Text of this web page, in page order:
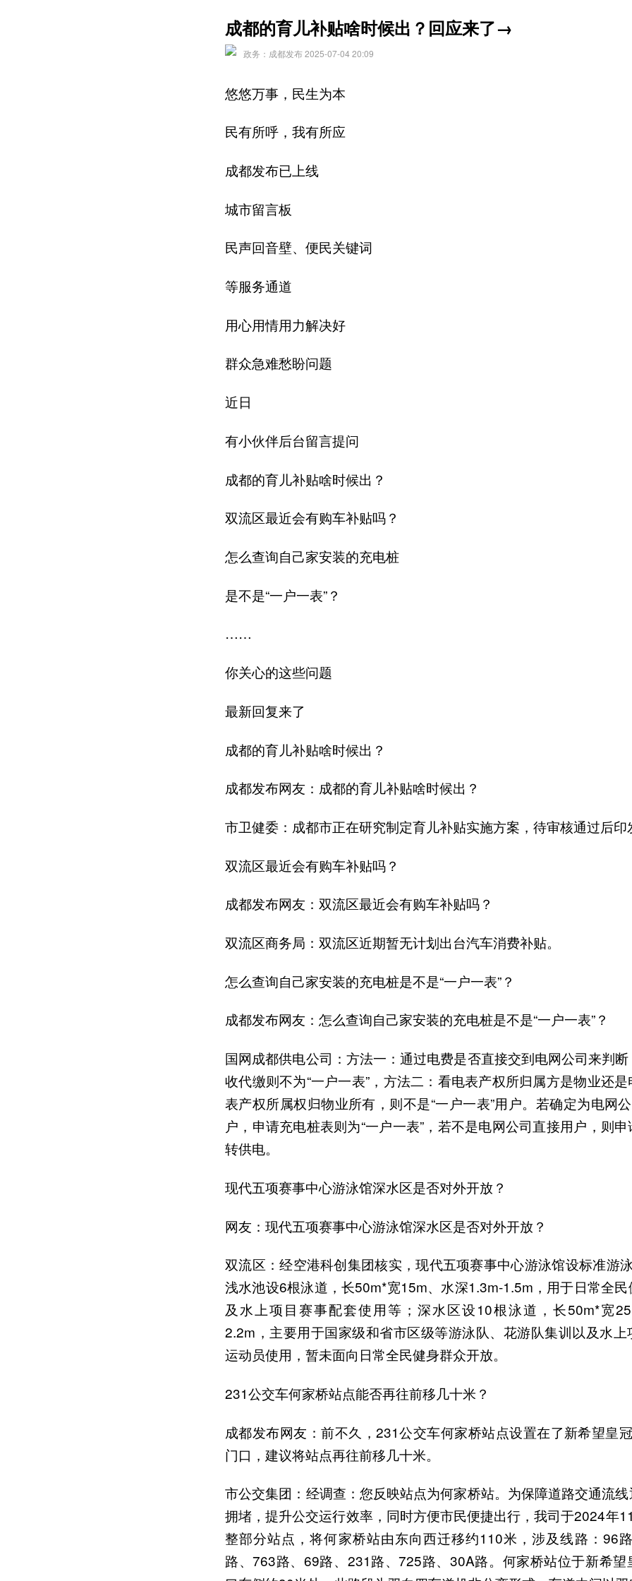
成都的育儿补贴啥时候出？回应来了→
政务：成都发布 2025-07-04 20:09
悠悠万事，民生为本
民有所呼，我有所应
成都发布已上线
城市留言板
民声回音壁、便民关键词
等服务通道
用心用情用力解决好
群众急难愁盼问题
近日
有小伙伴后台留言提问
成都的育儿补贴啥时候出？
双流区最近会有购车补贴吗？
怎么查询自己家安装的充电桩
是不是“一户一表”？
……
你关心的这些问题
最新回复来了
成都的育儿补贴啥时候出？
成都发布网友：成都的育儿补贴啥时候出？
市卫健委：成都市正在研究制定育儿补贴实施方案，待审核通过后印
双流区最近会有购车补贴吗？
成都发布网友：双流区最近会有购车补贴吗？
双流区商务局：双流区近期暂无计划出台汽车消费补贴。
怎么查询自己家安装的充电桩是不是“一户一表”？
成都发布网友：怎么查询自己家安装的充电桩是不是“一户一表”？
国网成都供电公司：方法一：通过电费是否直接交到电网公司来判
收代缴则不为“一户一表”，方法二：看电表产权所归属方是物业还
表产权所属权归物业所有，则不是“一户一表”用户。若确定为电网
户，申请充电桩表则为“一户一表”，若不是电网公司直接用户，则
转供电。
现代五项赛事中心游泳馆深水区是否对外开放？
网友：现代五项赛事中心游泳馆深水区是否对外开放？
双流区：经空港科创集团核实，现代五项赛事中心游泳馆设标准游
浅水池设6根泳道，长50m*宽15m、水深1.3m-1.5m，用于日常全
及水上项目赛事配套使用等；深水区设10根泳道，长50m*宽
2.2m，主要用于国家级和省市区级等游泳队、花游队集训以及水
运动员使用，暂未面向日常全民健身群众开放。
231公交车何家桥站点能否再往前移几十米？
成都发布网友：前不久，231公交车何家桥站点设置在了新希望皇
门口，建议将站点再往前移几十米。
市公交集团：经调查：您反映站点为何家桥站。为保障道路交通流
拥堵，提升公交运行效率，同时方便市民便捷出行，我司于2024年
整部分站点，将何家桥站由东向西迁移约110米，涉及线路：96
路、763路、69路、231路、725路、30A路。何家桥站位于新希望